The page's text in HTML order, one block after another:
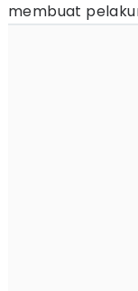
membuat